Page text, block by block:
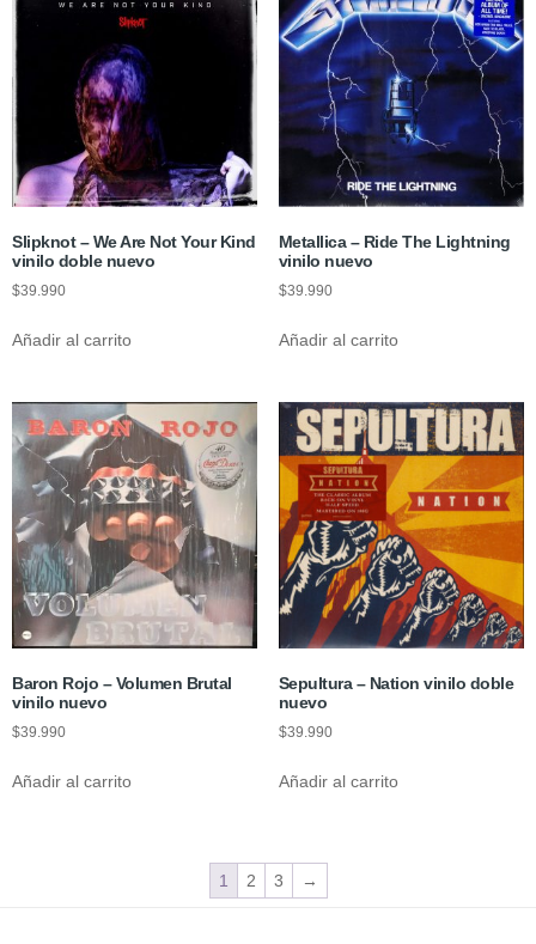
Slipknot ‎– We Are Not Your Kind
vinilo doble nuevo
$39.990
Añadir al carrito
Metallica – Ride The Lightning
vinilo nuevo
$39.990
Añadir al carrito
Baron Rojo – Volumen Brutal
vinilo nuevo
$39.990
Añadir al carrito
Sepultura – Nation vinilo doble
nuevo
$39.990
Añadir al carrito
1 2 3 →